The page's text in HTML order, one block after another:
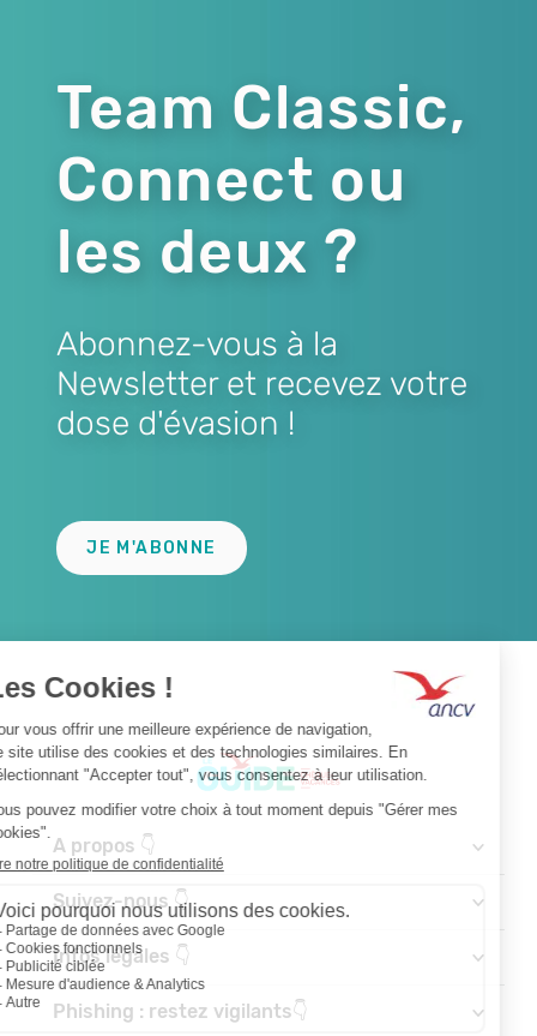
Team Classic,
Connect ou
les deux ?
Abonnez-vous à la
Newsletter et recevez votre
dose d'évasion !
JE M'ABONNE
A propos 👇
Suivez-nous 👇
Infos légales 👇
Phishing : restez vigilants👇